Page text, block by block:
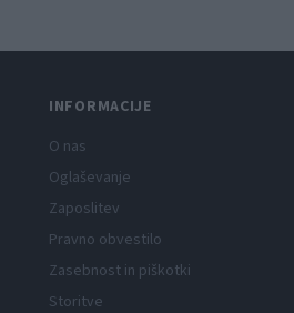
INFORMACIJE
O nas
Oglaševanje
Zaposlitev
Pravno obvestilo
Zasebnost in piškotki
Storitve